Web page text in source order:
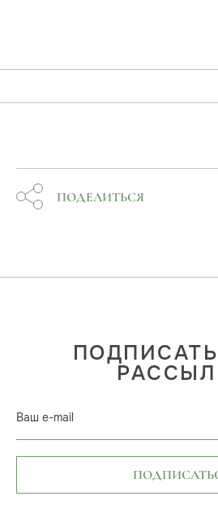
ПОДЕЛИТЬСЯ
Ваш e-mail